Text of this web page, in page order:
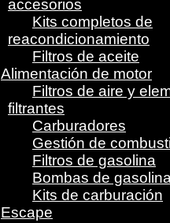
accesorios
Kits completos de
reacondicionamiento
Filtros de aceite
Alimentación de motor
Filtros de aire y
filtrantes
Carburadores
Gestión de
Filtros de gasolina
Bombas de gasolina
Kits de carburación
Escape